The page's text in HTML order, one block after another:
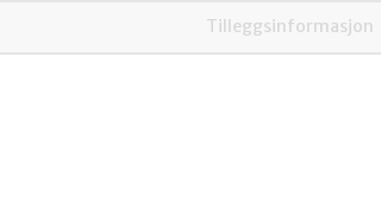
Tilleggsinformasjon